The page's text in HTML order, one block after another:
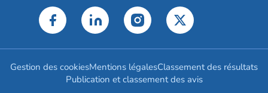
Gestion des cookiesMentions légalesClassement des résultats
Publication et classement des avis